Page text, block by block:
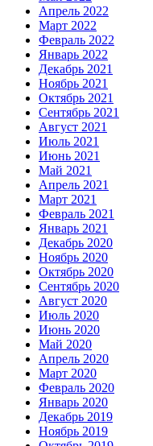
Апрель 2022
Март 2022
Февраль 2022
Январь 2022
Декабрь 2021
Ноябрь 2021
Октябрь 2021
Сентябрь 2021
Август 2021
Июль 2021
Июнь 2021
Май 2021
Апрель 2021
Март 2021
Февраль 2021
Январь 2021
Декабрь 2020
Ноябрь 2020
Октябрь 2020
Сентябрь 2020
Август 2020
Июль 2020
Июнь 2020
Май 2020
Апрель 2020
Март 2020
Февраль 2020
Январь 2020
Декабрь 2019
Ноябрь 2019